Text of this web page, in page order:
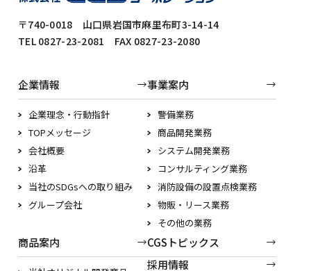
〒740-0018 山口県岩国市麻里布町3-14-14
TEL 0827-23-2081 FAX 0827-23-2080
企業情報
企業理念・行動指針
TOPメッセージ
会社概要
沿革
当社のSDGsへの取り組み
グループ会社
事業案内
警備業務
商品開発業務
システム開発業務
コンサルティング業務
消防設備の設置点検業務
物販・リース業務
その他の業務
商品案内
CGSトピックス
採用情報